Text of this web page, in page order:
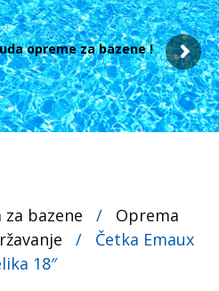
opreme za bazene !
bazene /
Oprema
/
Četka Emaux
18″